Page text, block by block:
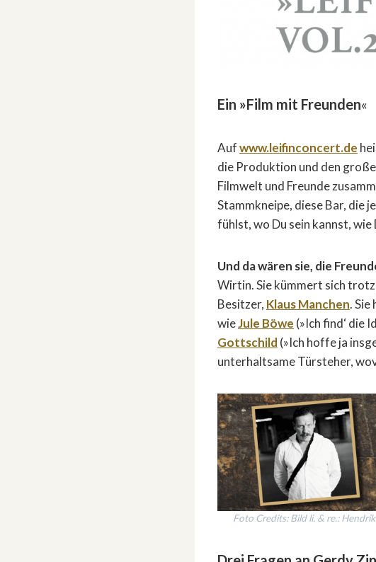
Ein »Film mit Freunden«
Aufwww.leifinconcert.de
die Produktion und den
Filmwelt und Freunde
Stammkneipe, diese Bar, die
fühlst, wo Du sein kannst, wie
Und da wären sie, die
Wirtin. Sie kümmert sich
Besitzer, Klaus Manchen.
wieJule Böwe (»Ich find‘ die
Gottschild (»Ich hoffe ja
unterhaltsame Türsteher,
Foto Credits: Bild li. & re.: